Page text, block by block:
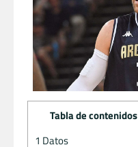
Tabla de contenidos
1 Datos